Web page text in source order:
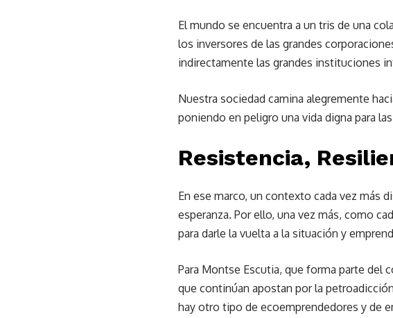
El mundo se encuentra a un tris de una
los inversores de las grandes
indirectamente las grandes instituciones
Nuestra sociedad camina alegremente
poniendo en peligro una vida digna para
Resistencia,
En ese marco, un contexto cada vez más
esperanza. Por ello, una vez más, como
para darle la vuelta a la situación y
Para Montse Escutia, que forma parte del
que continúan apostan por la
hay otro tipo de ecoemprendedores y de